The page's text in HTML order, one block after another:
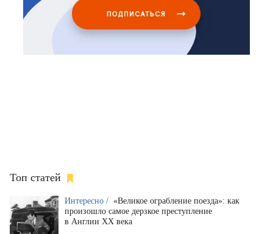
Топ статей
Интересно / «Великое ограбление поезда»: как
произошло самое дерзкое преступление
в Англии XX века